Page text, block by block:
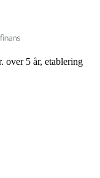
over 5 år, etablering